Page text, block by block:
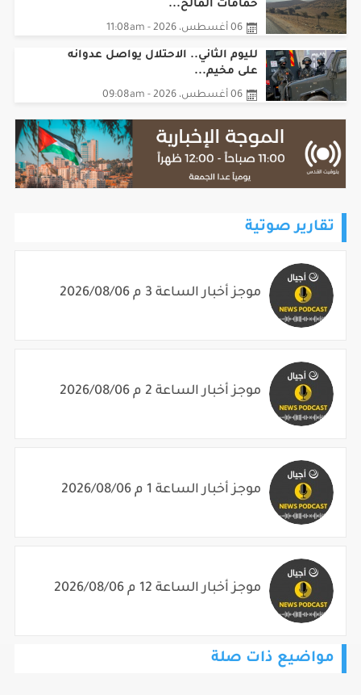
06 أغسطس، 2026 - 11:08am
لليوم الثاني.. الاحتلال يواصل عدوانه
على مخيم...
06 أغسطس، 2026 - 09:08am